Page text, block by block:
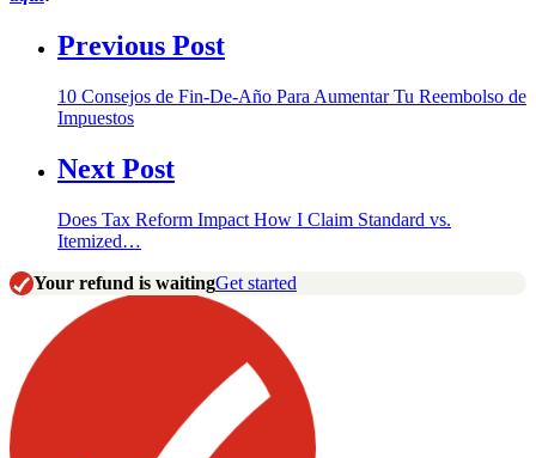
Previous Post
10 Consejos de Fin-De-Año Para Aumentar Tu Reembolso de
Impuestos
Next Post
Does Tax Reform Impact How I Claim Standard vs.
Itemized…
Your refund is waitingGet started